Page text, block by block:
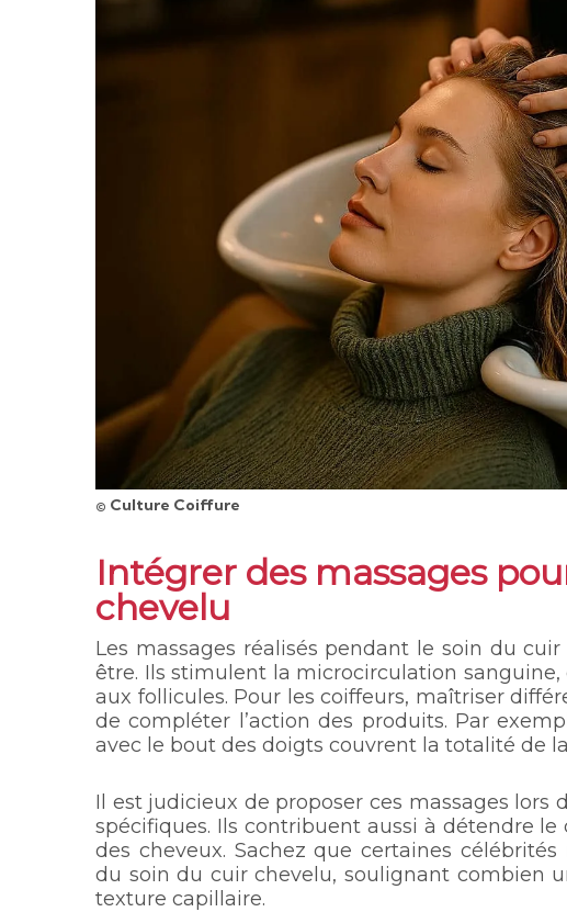
© Culture Coiffure
Intégrer des massages
chevelu
Les massages réalisés pendant le soin du
être. Ils stimulent la microcirculation
aux follicules. Pour les coiffeurs, maîtriser
de compléter l’action des produits. Par
avec le bout des doigts couvrent la totalité de
Il est judicieux de proposer ces massages lors
spécifiques. Ils contribuent aussi à détendre
des cheveux. Sachez que certaines
du soin du cuir chevelu, soulignant combien
texture capillaire.